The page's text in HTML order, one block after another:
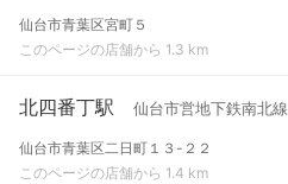
仙台市青葉区宮町５
このページの店舗から 1.3 km
北四番丁駅 仙台市営地下鉄南北線
仙台市青葉区二日町１３-２２
このページの店舗から 1.4 km